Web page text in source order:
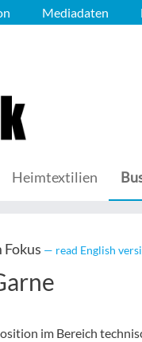
Mediadaten
Heimtextilien
Fokus — read English
im Bereich